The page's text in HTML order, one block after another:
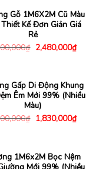
Gỗ 1M6X2M Cũ Màu
Thiết Kế Đơn Giản Giá
Rẻ
₫ Giá
gốc
2,480,000₫Giá
hiện
Gấp Di Động Khung
Êm Mới 99% (Nhiều
Màu)
₫ Giá
gốc
1,830,000₫Giá
hiện
1M6x2M Bọc Nệm